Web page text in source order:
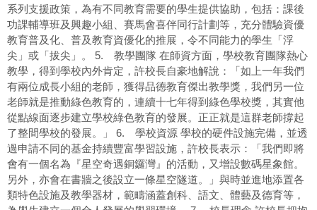
系列支援政策，為有不同教育需要的學生提供協助，包括：課後
功課輔導班及興趣小組、賽馬會喜伴同行計劃等，充分體驗資優
教育普及化、普及教育資優化的推展，令不同能力的學生「浮
尖」或「拔尖」。 5. 教學團隊 在師資方面，學校教育團隊熱心
教學，得到學校內外肯定，許校長自豪地解說：「如上一年我們
有兩位成長小組的老師，獲得品德教育傑出教學獎，我們另一位
老師就是推動綠色教育的，連續十七年得到綠色學校獎，其實他
從點線面逐步建立學校綠色教育的發展。正正就是這群老師撐起
了整間學校的發展。」 6. 學校資源 學校的硬件設施完備，並透
過申請不同的基金持續豐富學習設施，許校長表示：「我們即將
會有一個名為『星空奇遇銅鑼灣』的活動，又增設數碼星象館。
另外，亦會在書牆之後設立一條星空隧道。」與時並進地添置各
類特色設施及教學器材，範疇涵蓋創科、語文、體藝及德育等，